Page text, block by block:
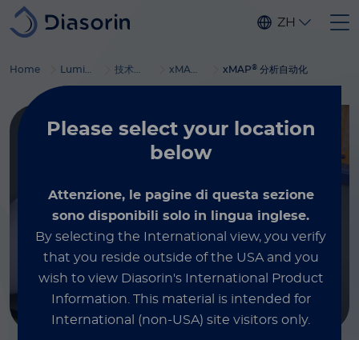
Skip to main content
ZH
Please select your location
below
Attenzione, le pagine di questa sezione
sono disponibili solo in lingua inglese.
By selecting the International view, you verify
that you reside outside of the USA and you
wish to view Diasorin's International Product
Information. This material is intended for
International (non-USA) site visitors only.
Home Luminex 技术概览 xMAP 应用xMAP® 分析自动化